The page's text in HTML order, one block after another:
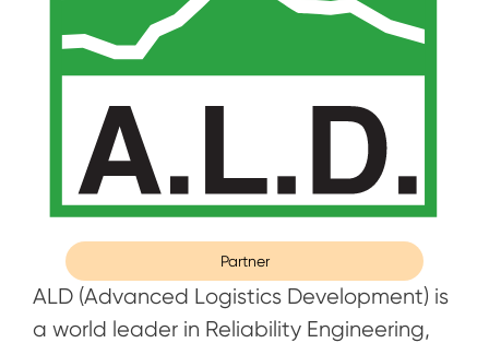
Partner
ALD (Advanced Logistics Development) is
a world leader in Reliability Engineering,